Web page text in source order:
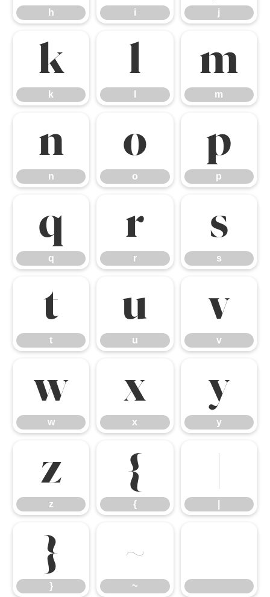
h i j
k
k
l m
m
n
n
o
o
p
p
q
q
r
r
s
s
t
t
u
u
v
v
w
w
x
x
y
y
z
z
{
{
}
}
~
~